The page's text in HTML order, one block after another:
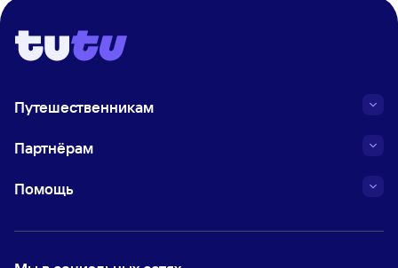
Путешественникам
Партнёрам
Помощь